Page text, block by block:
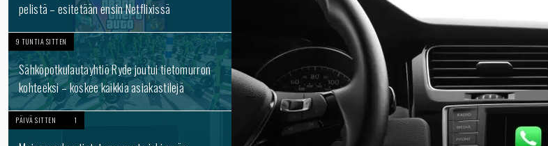
pelistä – esitetään ensin Netflixissä
9 TUNTIA SITTEN
Sähköpotkulautayhtiö Ryde joutui tietomurron
kohteeksi – koskee kaikkia asiakastilejä
PÄIVÄ SITTEN 1